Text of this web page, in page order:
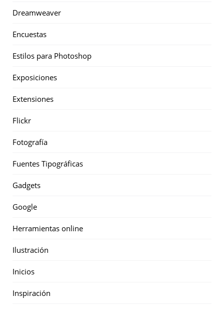
Dreamweaver
Encuestas
Estilos para Photoshop
Exposiciones
Extensiones
Flickr
Fotografía
Fuentes Tipográficas
Gadgets
Google
Herramientas online
Ilustración
Inicios
Inspiración